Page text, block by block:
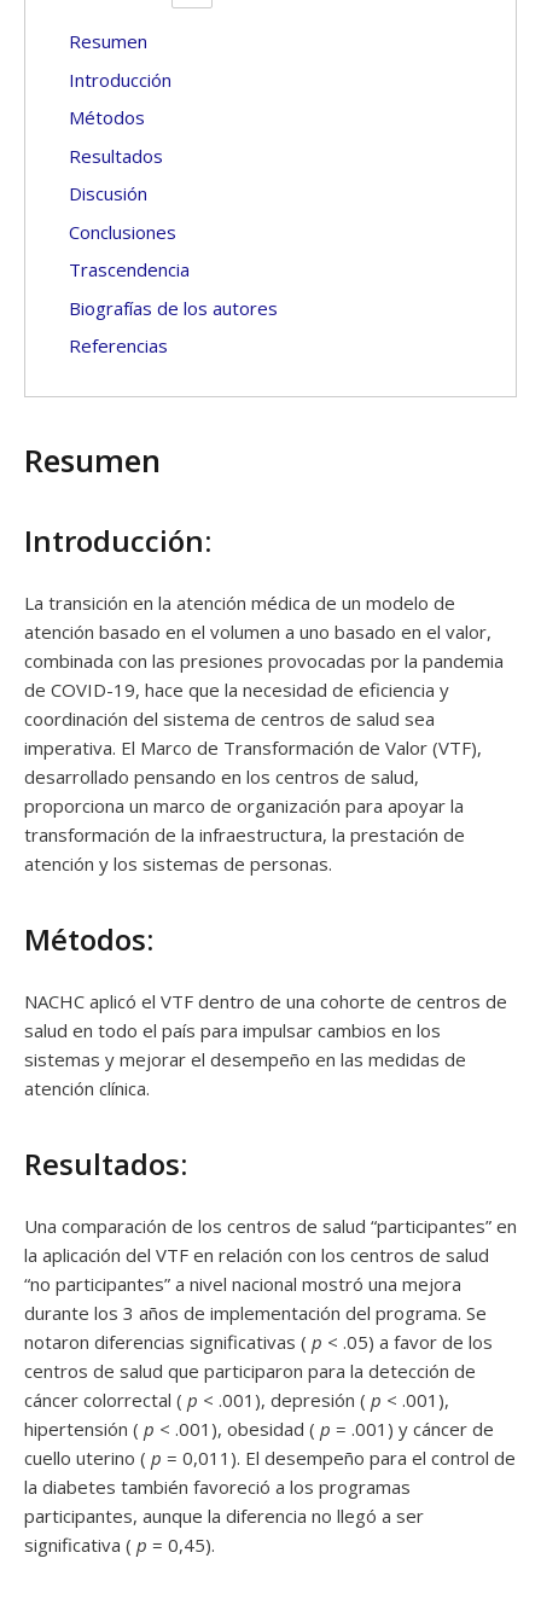
Resumen
Introducción
Métodos
Resultados
Discusión
Conclusiones
Trascendencia
Biografías de los autores
Referencias
Resumen
Introducción:
La transición en la atención médica de un modelo de
atención basado en el volumen a uno basado en el valor,
combinada con las presiones provocadas por la pandemia
de COVID-19, hace que la necesidad de eficiencia y
coordinación del sistema de centros de salud sea
imperativa. El Marco de Transformación de Valor (VTF),
desarrollado pensando en los centros de salud,
proporciona un marco de organización para apoyar la
transformación de la infraestructura, la prestación de
atención y los sistemas de personas.
Métodos:
NACHC aplicó el VTF dentro de una cohorte de centros de
salud en todo el país para impulsar cambios en los
sistemas y mejorar el desempeño en las medidas de
atención clínica.
Resultados:
Una comparación de los centros de salud “participantes” en
la aplicación del VTF en relación con los centros de salud
“no participantes” a nivel nacional mostró una mejora
durante los 3 años de implementación del programa. Se
notaron diferencias significativas ( p < .05) a favor de los
centros de salud que participaron para la detección de
cáncer colorrectal ( p < .001), depresión ( p < .001),
hipertensión ( p < .001), obesidad ( p = .001) y cáncer de
cuello uterino ( p = 0,011). El desempeño para el control de
la diabetes también favoreció a los programas
participantes, aunque la diferencia no llegó a ser
significativa ( p = 0,45).